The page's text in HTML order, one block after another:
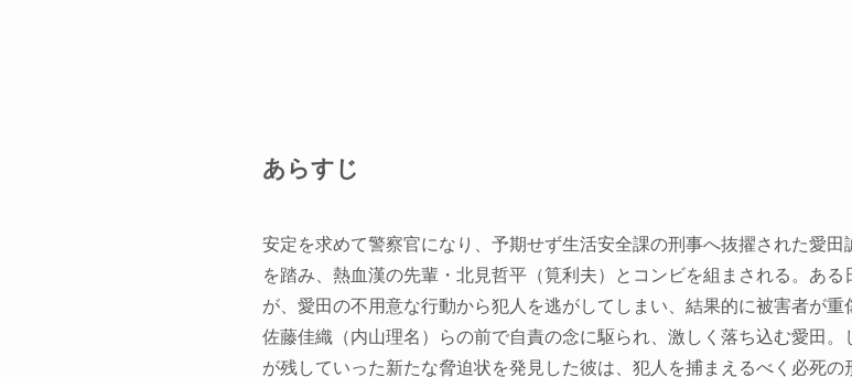
あらすじ
安定を求めて警察官になり、予期せず生活安全課の刑事へ抜擢された愛
を踏み、熱血漢の先輩・北見哲平（筧利夫）とコンビを組まされる。あ
が、愛田の不用意な行動から犯人を逃がしてしまい、結果的に被害者が
佐藤佳織（内山理名）らの前で自責の念に駆られ、激しく落ち込む愛田
が残していった新たな脅迫状を発見した彼は、犯人を捕まえるべく必死の